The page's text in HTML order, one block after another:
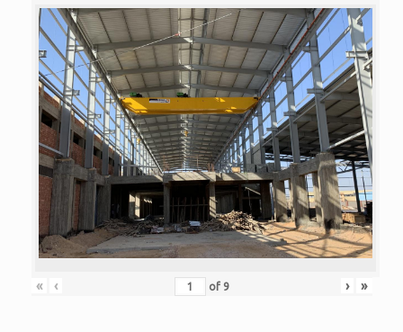
« ‹ of 9 › »